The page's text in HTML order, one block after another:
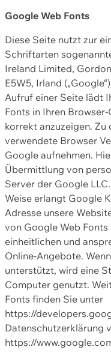
Google Web Fonts
Diese Seite nutzt zur
Schriftarten
Ireland Limited,
E5W5, Irland
Aufruf einer Seite lädt
Fonts in Ihren
korrekt anzuzeigen. Zu
verwendete Browser
Google aufnehmen.
Übermittlung von
Server der Google
Weise erlangt Google
Adresse unsere
von Google Web
einheitlichen und
Online-Angebote.
unterstützt, wird eine
Computer genutzt.
Fonts finden Sie unter
https://
Datenschutzerklärung
https://